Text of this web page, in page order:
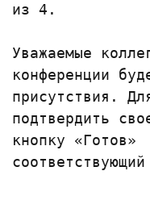
из 4.
Уважаемые
конференции
присутствия.
подтвердить
кнопку «Готов»